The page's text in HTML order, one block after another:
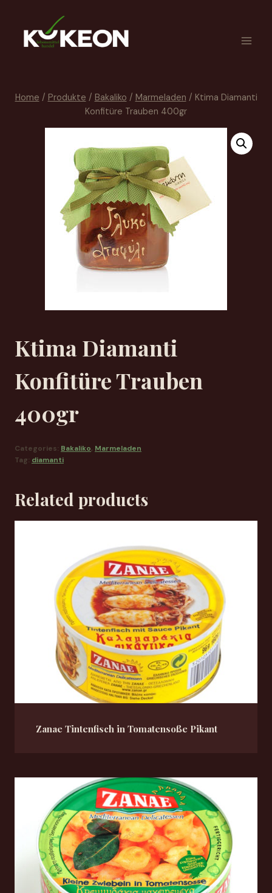
Home / Produkte / Bakaliko / Marmeladen / Ktima Diamanti
Konfitüre Trauben 400gr
Ktima Diamanti
Konfitüre Trauben
400gr
Categories: Bakaliko, Marmeladen
Tag: diamanti
Related products
Zanae Tintenfisch in Tomatensoße Pikant